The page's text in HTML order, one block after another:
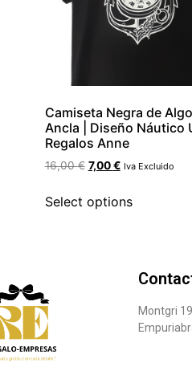
Camiseta Negra de
Ancla | Diseño Náutico
Regalos Anne
16,00€ 7,00€ Iva Excluido
Select options
Montgri